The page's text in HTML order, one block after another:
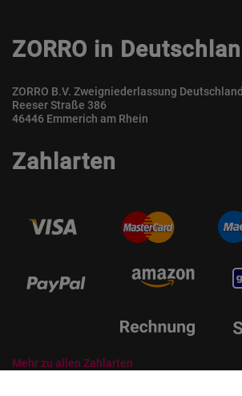
ZORRO in
ZORRO B.V. Zweigniederlassung Deutschland
Reeser Straße 386
46446 Emmerich am Rhein
Zahlarten
Mehr zu allen Zahlarten